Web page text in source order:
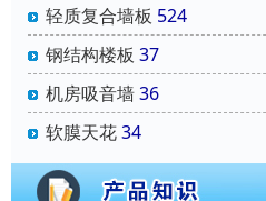
轻质复合墙板 524
钢结构楼板 37
机房吸音墙36
软膜天花34